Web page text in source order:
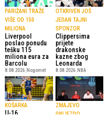
PARIŽANI TRAŽE
VIŠE OD 150
MILIONA
Liverpool
poslao ponudu
tešku 115
miliona eura za
Barcolu
8.08.2026. Nogomet
OTKRIVEN JOŠ
JEDAN TAJNI
SPONZOR
Clippersima
prijete
drakonske
kazne zbog
Leonarda
8.08.2026. NBA
KOŠARKA
U-16
ZMAJEVO
GNIJEZDO